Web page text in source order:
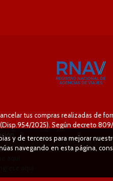
tus compras realizadas de
2025). Según decreto
y de terceros para mejorar
navegando en esta página,